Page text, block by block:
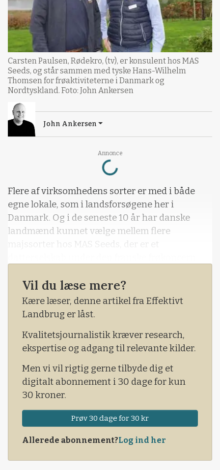
Annonce
Loading...
Carsten Paulsen, Rødekro, (tv), er konsulent hos MAS
Seeds, og står sammen med tyske Hans-Wilhelm
Thomsen for frøaktiviteterne i Danmark og
Nordtyskland. Foto: John Ankersen
John Ankersen
Flere af virksomhedens sorter er med i både
egne lokale, som i landsforsøgene her i
Danmark. Og i de seneste 10 år har danske
landmænd kunnet vælge mellem flere
majssorter hos MAS Seeds, der er et
Foruden majs er MAS Seeds også stærke og
leveringsdygtige indenfor raps samt
efterafgrøder, og i Danmark er det konsulent
Carsten Paulsen, Rødekro, der sammen med
Hans-Wilhelm Thomsen repræsenterer MAS
Vil du læse mere?
Kære læser, denne artikel fra Effektivt
Landbrug er låst.
Kvalitetsjournalistik kræver research,
ekspertise og adgang til relevante kilder.
Men vi vil rigtig gerne tilbyde dig et
digitalt abonnement i 30 dage for kun
30 kroner.
Prøv 30 dage for 30 kr
Allerede abonnement?Log ind her